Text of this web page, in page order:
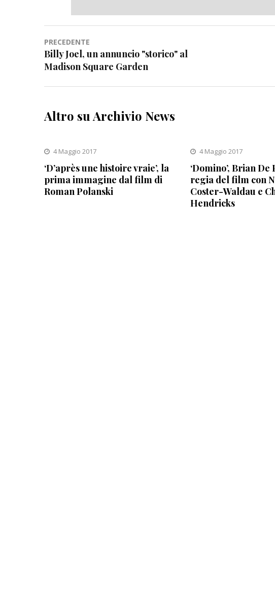
Navigazione
articoli
PRECEDENTE
Billy Joel, un annuncio "storico" al
Madison Square Garden
Altro su Archivio News
4 Maggio 2017
‘D’après une histoire vraie’, la
prima immagine dal film di
Roman Polanski
4 Maggio 2017
‘Domino’, Brian
regia del film con
Coster-Waldau e
Hendricks